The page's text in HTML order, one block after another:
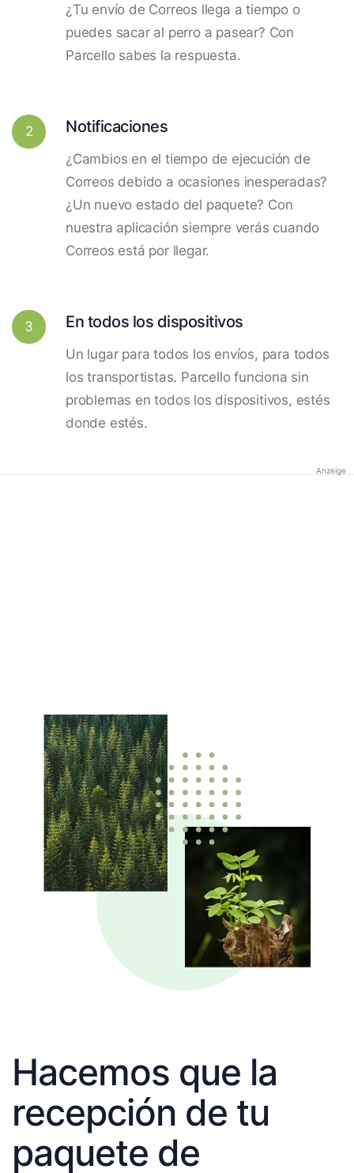
¿Tu envío de Correos llega a tiempo o
puedes sacar al perro a pasear? Con
Parcello sabes la respuesta.
2 Notificaciones
¿Cambios en el tiempo de ejecución de
Correos debido a ocasiones inesperadas?
¿Un nuevo estado del paquete? Con
nuestra aplicación siempre verás cuando
Correos está por llegar.
3 En todos los dispositivos
Un lugar para todos los envíos, para todos
los transportistas. Parcello funciona sin
problemas en todos los dispositivos, estés
donde estés.
Anzeige
Hacemos que la
recepción de tu
paquete de